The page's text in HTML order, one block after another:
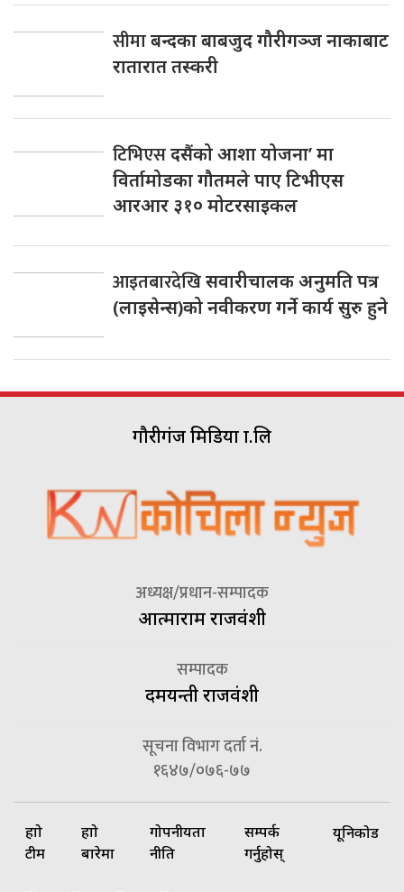
सीमाबन्दका बाबजुद गौरीगञ्ज नाकाबाट
रातारात तस्करी
टिभिएसदसैंको आशा योजना’ मा
विर्तामोडका गौतमले पाए टिभीएस
आरआर ३१० मोटरसाइकल
आइतबारदेखिसवारीचालक अनुमति पत्र
(लाइसेन्स)को नवीकरण गर्ने कार्य सुरु हुने
गौरीगंज मिडिया प्रा.लि
अध्यक्ष/प्रधान-सम्पादक
आत्माराम राजवंशी
सम्पादक
दमयन्ती राजवंशी
सूचना विभाग दर्ता नं.
१६४७/०७६-७७
हाम्रो
टीम
हाम्रो
बारेमा
गोपनीयता
नीति
सम्पर्क
गर्नुहोस्
यूनिकोड